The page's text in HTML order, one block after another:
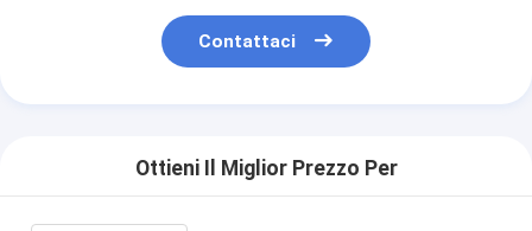
Contattaci
Ottieni Il Miglior Prezzo Per